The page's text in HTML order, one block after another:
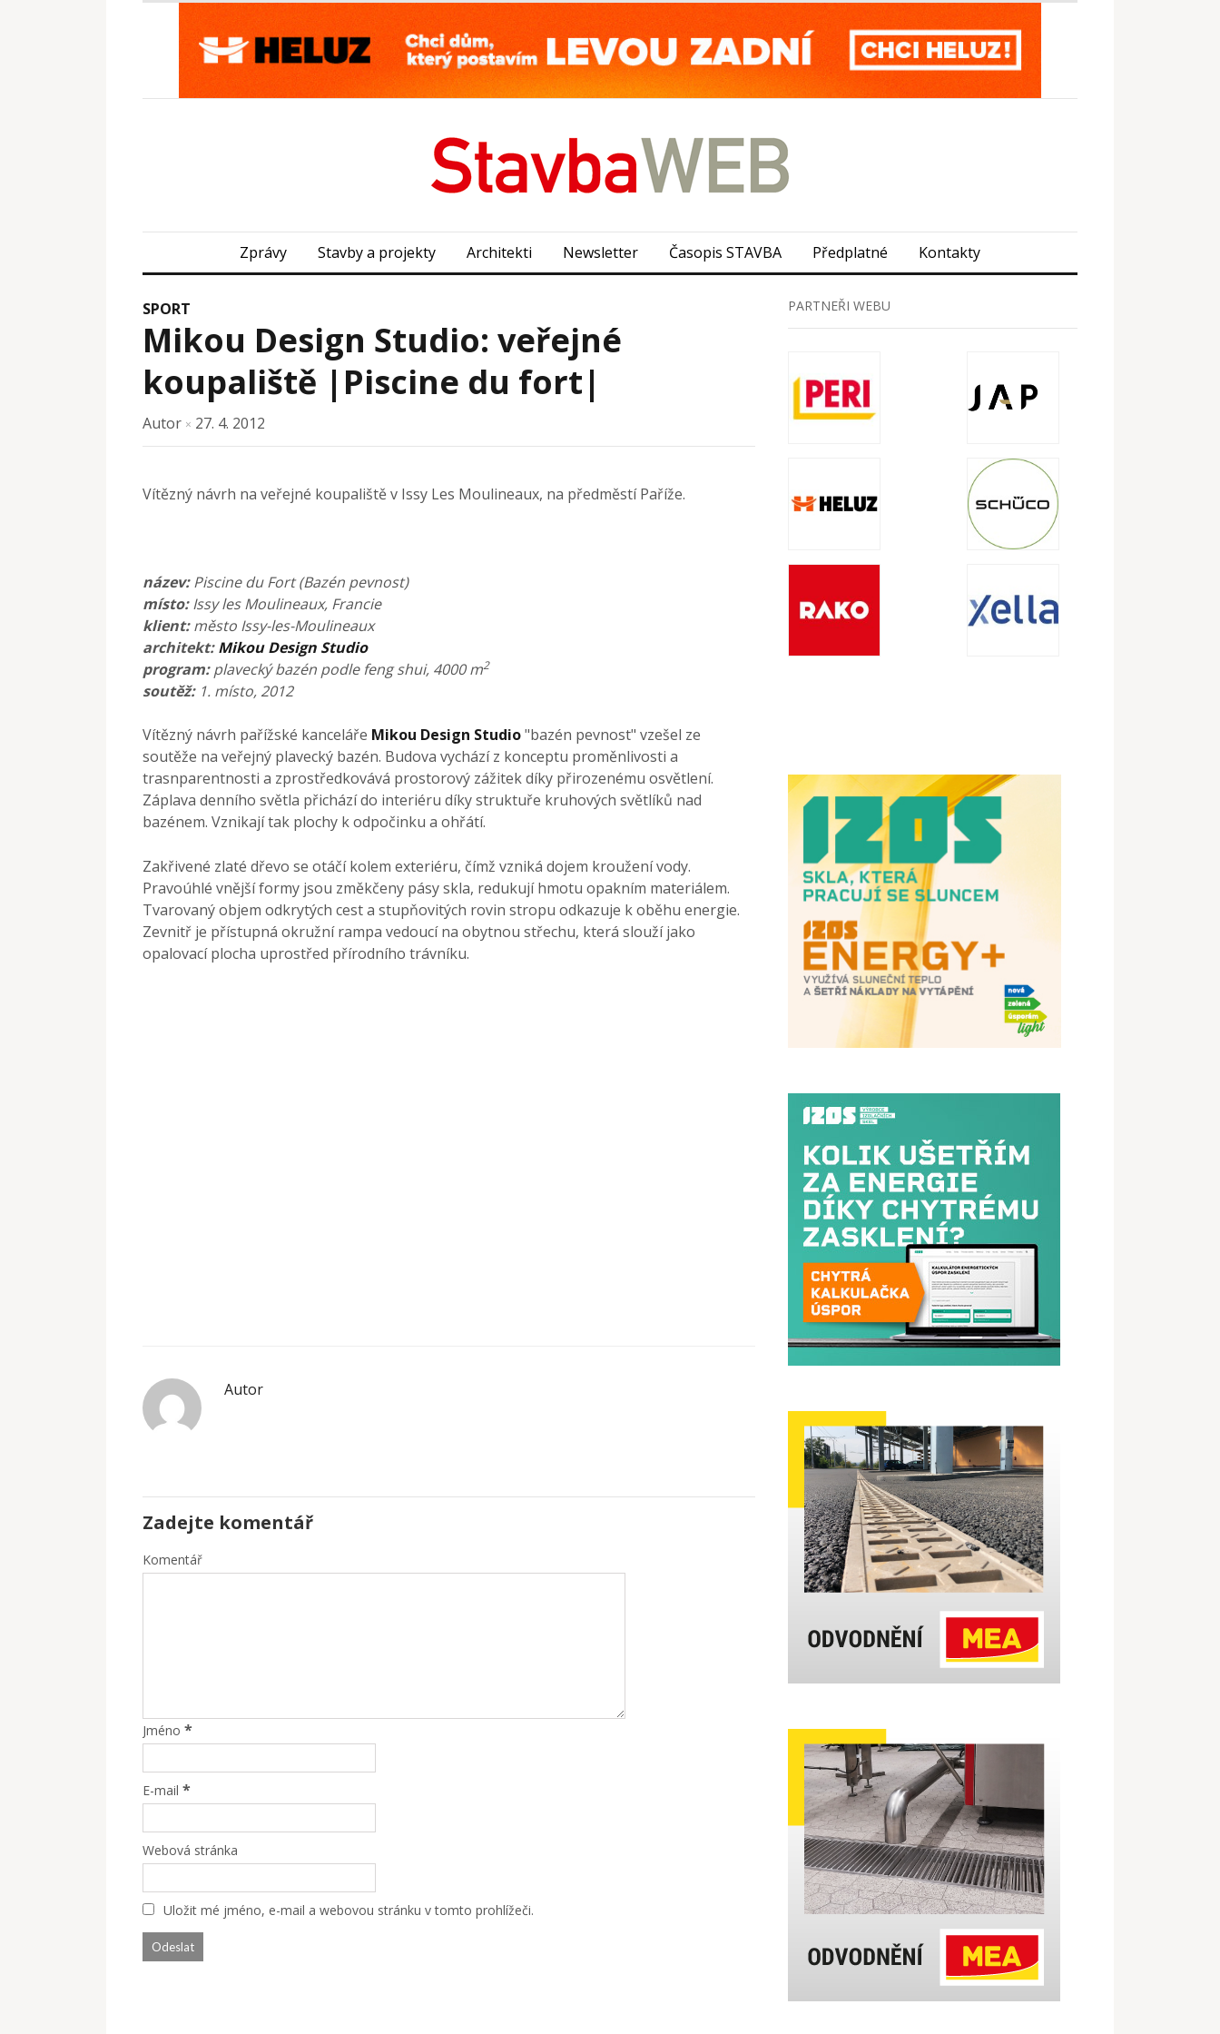
Zprávy Stavby a projekty Architekti Newsletter Časopis STAVBA Předplatné Kontakty
SPORT
Mikou Design Studio: veřejné
koupaliště |Piscine du fort|
Autor × 27. 4. 2012
Vítězný návrh na veřejné koupaliště v Issy Les Moulineaux, na předměstí Paříže.
název:Piscine du Fort (Bazén pevnost)
místo:Issy les Moulineaux, Francie
klient:město Issy-les-Moulineaux
architekt: Mikou Design Studio
program:plavecký bazén podle feng shui, 4000 m2
soutěž:1. místo, 2012
Vítězný návrh pařížské kanceláře Mikou Design Studio"bazén pevnost" vzešel ze
soutěže na veřejný plavecký bazén. Budova vychází z konceptu proměnlivosti a
trasnparentnosti a zprostředkovává prostorový zážitek díky přirozenému osvětlení.
Záplava denního světla přichází do interiéru díky struktuře kruhových světlíků nad
bazénem. Vznikají tak plochy k odpočinku a ohřátí.
Zakřivené zlaté dřevo se otáčí kolem exteriéru, čímž vzniká dojem kroužení vody.
Pravoúhlé vnější formy jsou změkčeny pásy skla, redukují hmotu opakním materiálem.
Tvarovaný objem odkrytých cest a stupňovitých rovin stropu odkazuje k oběhu energie.
Zevnitř je přístupná okružní rampa vedoucí na obytnou střechu, která slouží jako
opalovací plocha uprostřed přírodního trávníku.
Autor
Zadejte komentář
Komentář
Jméno *
E-mail *
Webová stránka
Uložit mé jméno, e-mail a webovou stránku v tomto prohlížeči.
PARTNEŘI WEBU